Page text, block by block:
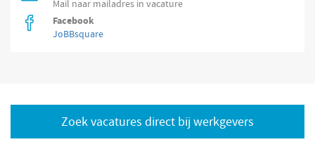
Mail naar mailadres in vacature
Facebook
JoBBsquare
Zoek vacatures direct bij werkgevers